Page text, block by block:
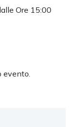
Ore 15:00
evento.